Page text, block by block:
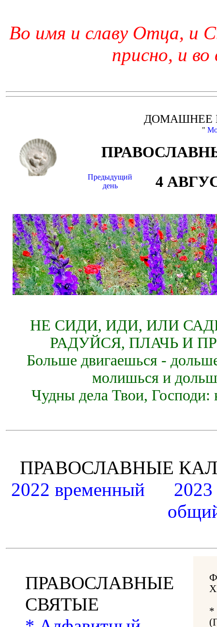
Во имя и славу Отца, и
присно, и во
ДОМАШНЕЕ
"
Предыдущий
день
4
НЕ СИДИ, ИДИ, ИЛИ
РАДУЙСЯ, ПЛАЧЬ И
Больше двигаешься -
молишься и
Чудны дела Твои, Господи:
ПРАВОСЛАВНЫЕ
2022 временный
ПРАВОСЛАВНЫЕ
СВЯТЫЕ
*